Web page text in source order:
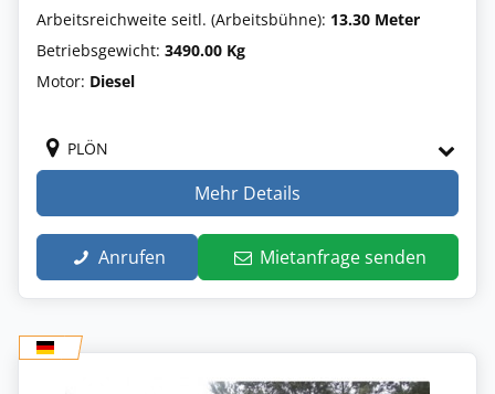
Arbeitsreichweite seitl. (Arbeitsbühne): 13.30 Meter
Betriebsgewicht: 3490.00 Kg
Motor: Diesel
PLÖN
Mehr Details
Anrufen Mietanfrage senden